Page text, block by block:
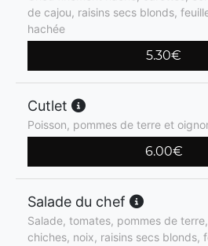
de cajou, raisins secs blonds,
hachée
5.30€
Cutlet
Poisson, pommes de terre et
6.00€
Salade du chef
Salade, tomates, pommes de
chiches, noix, raisins secs blonds,